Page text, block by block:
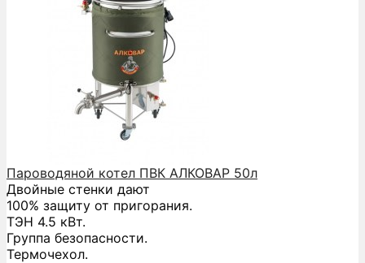
Пароводяной котел ПВК АЛКОВАР 50л
Двойные стенки дают
100% защиту от пригорания.
ТЭН 4.5 кВт.
Группа безопасности.
Термочехол.